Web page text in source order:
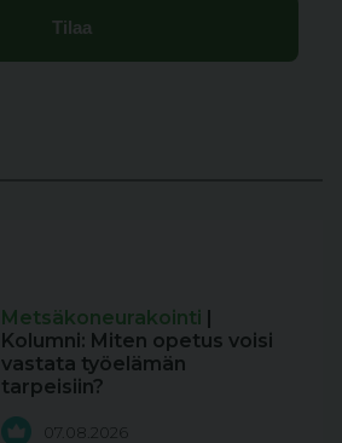
Metsäkoneurakointi
Kolumni: Miten opetus voisi
vastata työelämän
tarpeisiin?
07.08.2026